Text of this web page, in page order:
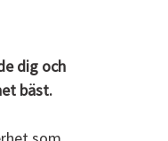
dig och
bäst.